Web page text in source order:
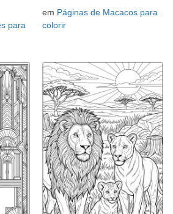
para
em Páginas de Macacos para
colorir